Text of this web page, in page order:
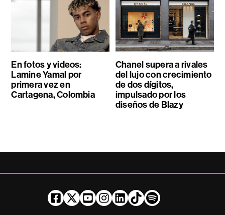
En fotos y videos:
Lamine Yamal por
primera vez en
Cartagena, Colombia
Chanel supera a rivales
del lujo con crecimiento
de dos dígitos,
impulsado por los
diseños de Blazy